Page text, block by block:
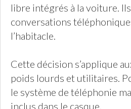
libre intégrés à la voiture.
conversations
l’habitacle.
Cette décision s’applique
poids lourds et utilitaires.
le système de téléphonie
inclus dans le casque.